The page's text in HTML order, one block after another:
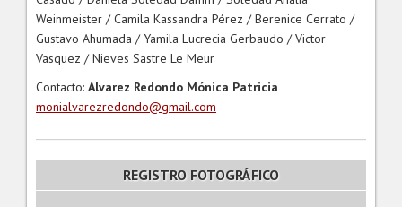
Weinmeister / Camila Kassandra Pérez / Berenice Cerrato /
Gustavo Ahumada / Yamila Lucrecia Gerbaudo / Victor
Vasquez / Nieves Sastre Le Meur
Contacto: Alvarez Redondo Mónica Patricia
monialvarezredondo@gmail.com
REGISTRO FOTOGRÁFICO